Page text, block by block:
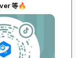
等🔥